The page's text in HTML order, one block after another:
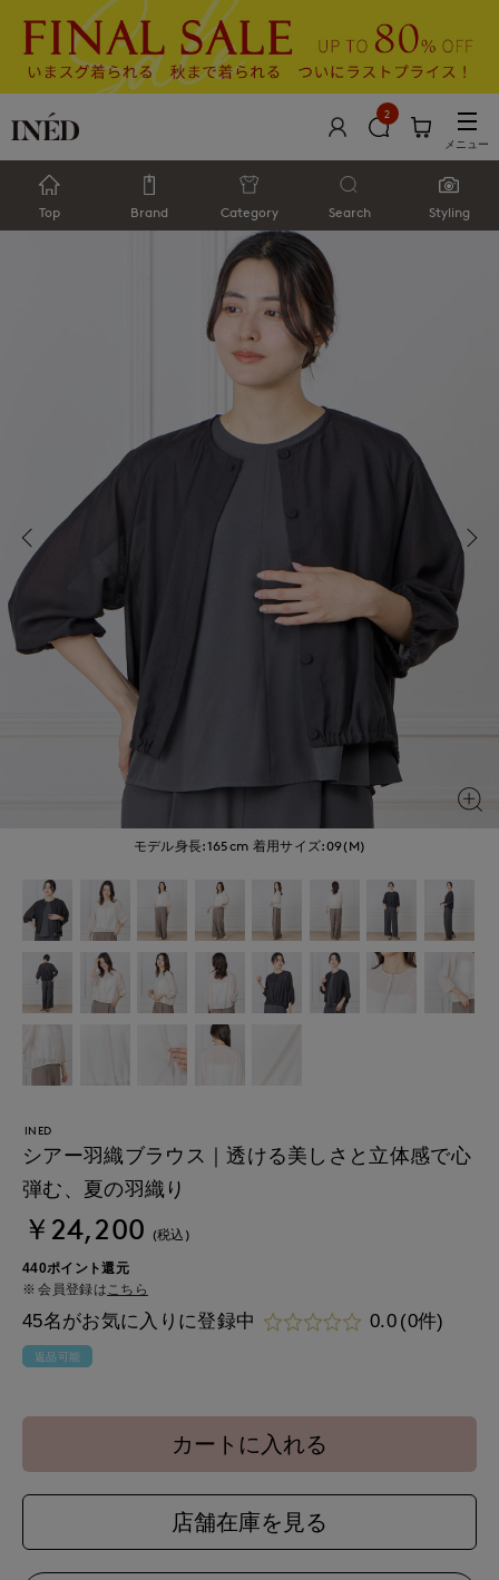
2
メニュー
Top Brand Category Search Styling
モデル身長:165cm 着用サイズ:09(M)
INED
シアー羽織ブラウス｜透ける美しさと立体感で心
弾む、夏の羽織り
￥24,200 (税込)
440ポイント還元
会員登録は こちら
45名がお気に入りに登録中 0.0 (0件)
返品可能
カートに入れる
店舗在庫を見る